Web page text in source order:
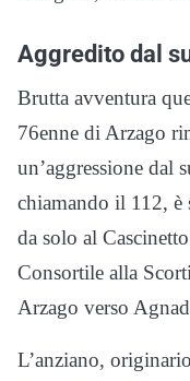
Aggredito dal
Brutta avventura
76enne di Arzago
un’aggressione dal
chiamando il 112,
da solo al
Consortile alla
Arzago verso
L’anziano,